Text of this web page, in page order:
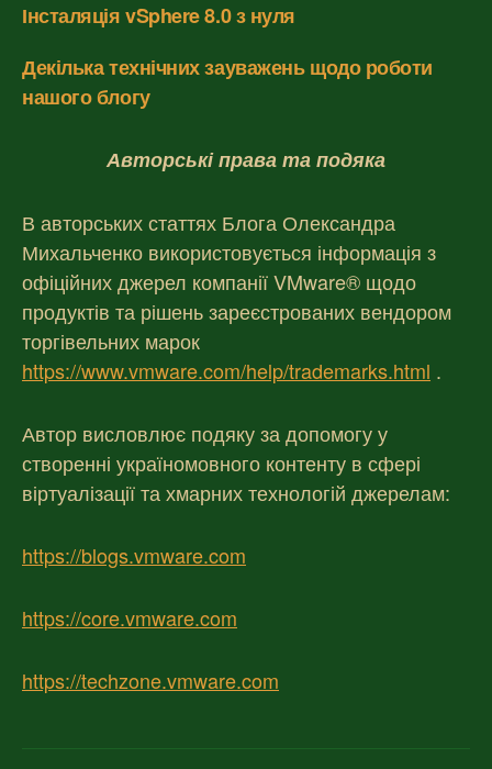
Інсталяція vSphere 8.0 з нуля
Декілька технічних зауважень щодо роботи
нашого блогу
Авторські права та подяка
В авторських статтях Блога Олександра
Михальченко використовується інформація з
офіційних джерел компанії VMware® щодо
продуктів та рішень зареєстрованих вендором
торгівельних марок
https://www.vmware.com/help/trademarks.html .
Автор висловлює подяку за допомогу у
створенні україномовного контенту в сфері
віртуалізації та хмарних технологій джерелам:
https://blogs.vmware.com
https://core.vmware.com
https://techzone.vmware.com